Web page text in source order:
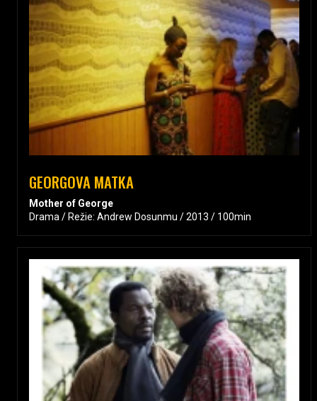
GEORGOVA MATKA
Mother of George
Drama / Režie: Andrew Dosunmu / 2013 / 100min